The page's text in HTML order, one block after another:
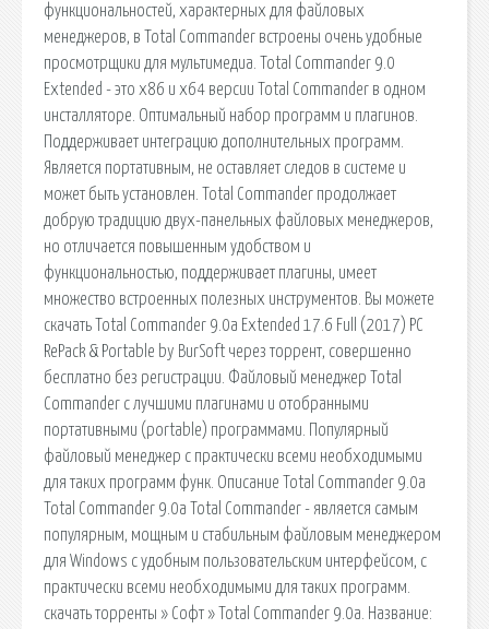
функциональностей, характерных для файловых
менеджеров, в Total Commander встроены очень удобные
просмотрщики для мультимедиа. Total Commander 9.0
Extended - это x86 и x64 версии Total Commander в одном
инсталляторе. Оптимальный набор программ и плагинов.
Поддерживает интеграцию дополнительных программ.
Является портативным, не оставляет следов в системе и
может быть установлен. Total Commander продолжает
добрую традицию двух-панельных файловых менеджеров,
но отличается повышенным удобством и
функциональностью, поддерживает плагины, имеет
множество встроенных полезных инструментов. Вы можете
скачать Total Commander 9.0a Extended 17.6 Full (2017) PC
RePack & Portable by BurSoft через торрент, совершенно
бесплатно без регистрации. Файловый менеджер Total
Commander с лучшими плагинами и отобранными
портативными (portable) программами. Популярный
файловый менеджер с практически всеми необходимыми
для таких программ функ. Описание Total Commander 9.0a
Total Commander 9.0a Total Commander - является самым
популярным, мощным и стабильным файловым менеджером
для Windows с удобным пользовательским интерфейсом, с
практически всеми необходимыми для таких программ.
скачать торренты » Софт » Total Commander 9.0a. Название: